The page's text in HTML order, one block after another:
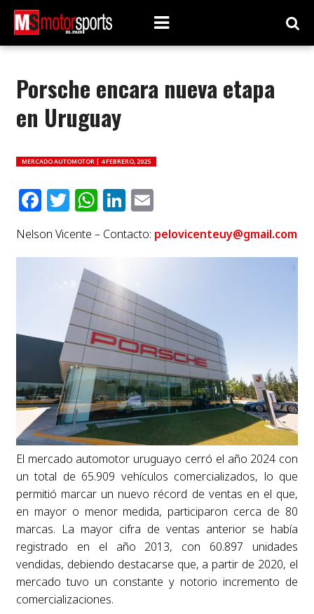
Porsche encara nueva etapa
en Uruguay
MERCADO AUTOMOTOR | 4 FEBRERO, 2025
Facebook
Twitter
WhatsApp
LinkedIn
Email
Nelson Vicente – Contacto: pelovicenteuy@gmail.com
El mercado automotor uruguayo cerró el año 2024 con
un total de 65.909 vehículos comercializados, lo que
permitió marcar un nuevo récord de ventas en el que,
en mayor o menor medida, participaron cerca de 80
marcas. La mayor cifra de ventas anterior se había
registrado en el año 2013, con 60.897 unidades
vendidas, debiendo destacarse que, a partir de 2020, el
mercado tuvo un constante y notorio incremento de
comercializaciones.